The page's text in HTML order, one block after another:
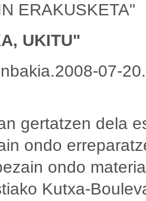
ERAKUSKETA"
UKITU"
07-
gertatzen dela
ondo
ondo
Kutxa-